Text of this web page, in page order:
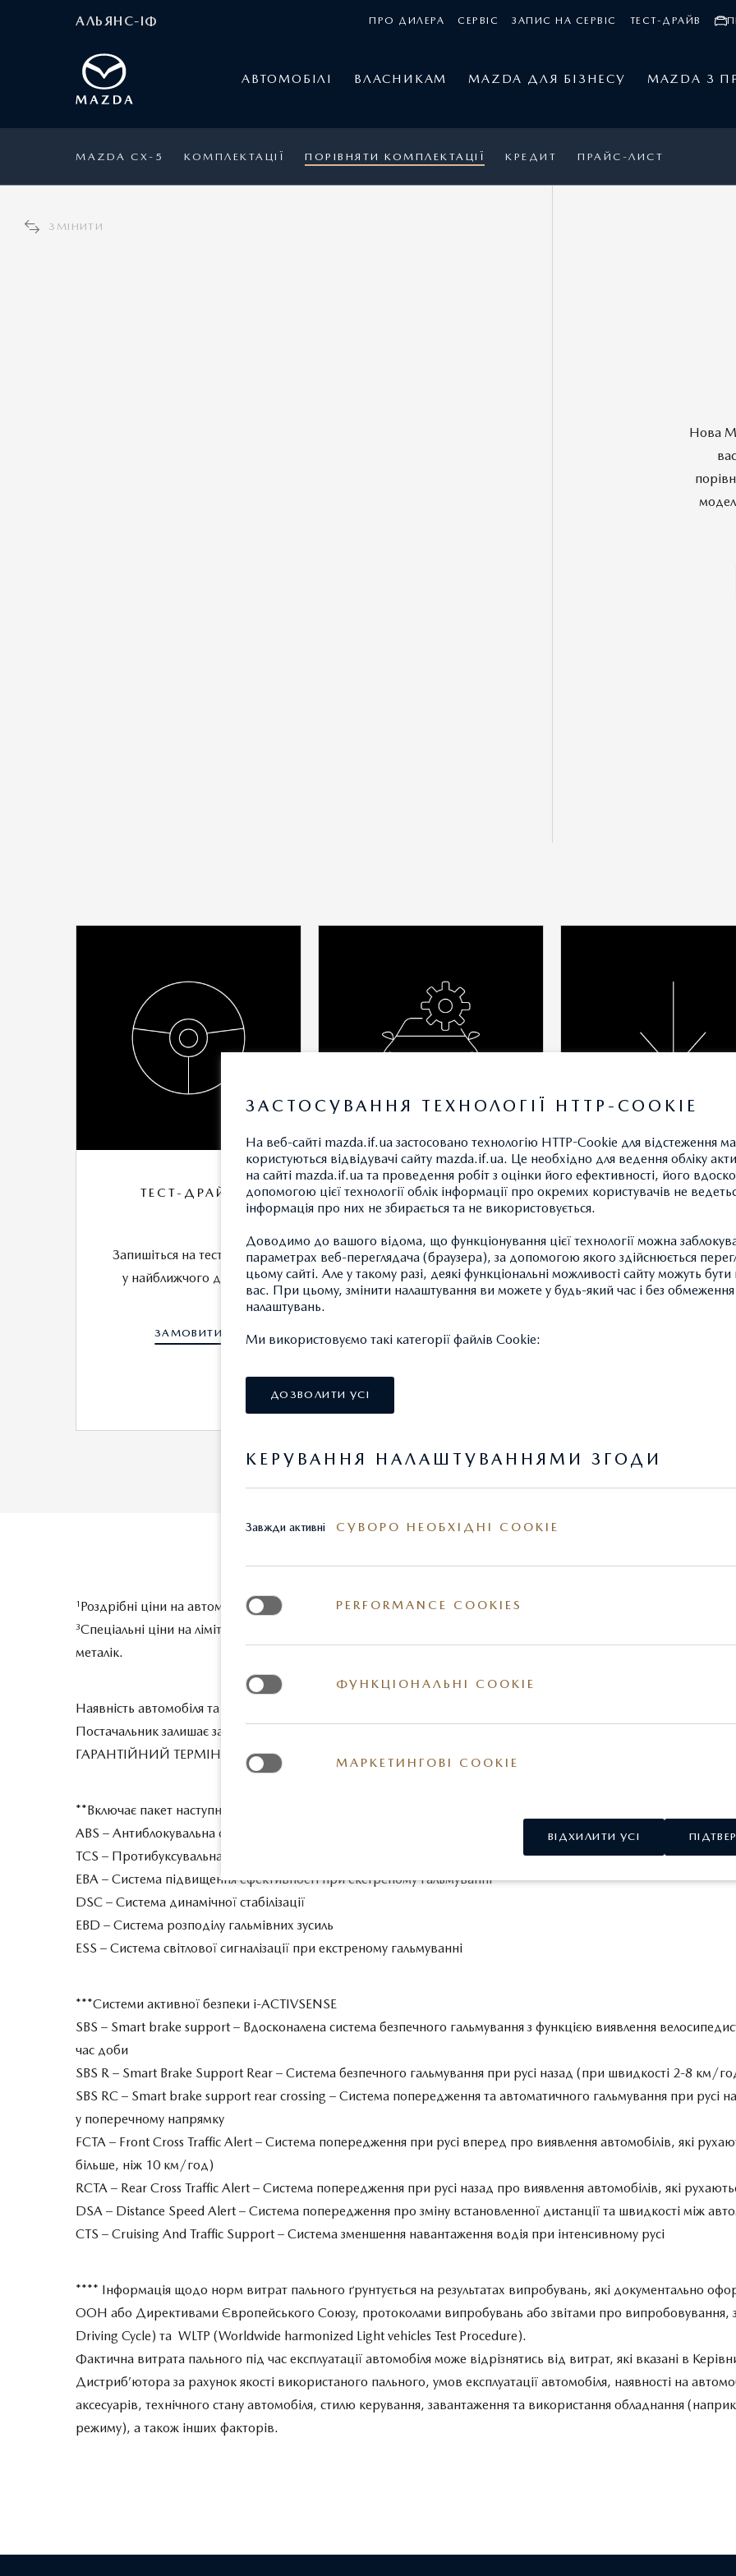
АЛЬЯНС-ІФ ПРО ДИЛЕРА СЕРВІС ЗАПИС НА СЕРВІС ТЕСТ-ДРАЙВ
АВТОМОБІЛІ ВЛАСНИКАМ MAZDA ДЛЯ БІЗНЕСУ MAZDA З
MAZDA CX-5 КОМПЛЕКТАЦІЇ ПОРІВНЯТИ КОМПЛЕКТАЦІЇ КРЕДИТ ПРАЙС-ЛИСТ
ЗМІНИТИ
Нова
ТЕСТ-ДРАЙВ
Запишіться на тест-драйв
у найближчого дилера
ЗАМОВИТИ
КОМПЛЕКТАЦІЇ
Оберіть комплектацію,
яка вам підходить
ОБРАТИ
ПРАЙС-ЛИСТ
Завантажте прайс-
Оновленої Mazda
1 Роздрібні ціни на автомобілі 2026 р.в., під замовлення, станом на 08.05.2026 року. Ціна включає ПДВ та
3Спеціальні ціни на лімітовану партію автомобілів 2026 р.в., станом на 08.05.2026 року. КІЛЬКІСТЬ
металік.
Наявність автомобіля та ціну на день покупки уточнюйте у офіційного дилера.
Постачальник залишає за собою право вносити зміни у комплектацію та ціни, також з урахуванням змін
ГАРАНТІЙНИЙ ТЕРМІН - 3 роки або 100 000 км пробігу (в залежності від того, що настане раніше)
**Включає пакет наступних опцій безпеки:
ABS – Антиблокувальна система гальм
TCS – Протибуксувальна система
EBA – Система підвищення ефективності при екстреному гальмуванні
DSC – Система динамічної стабілізації
EBD – Система розподілу гальмівних зусиль
ESS – Система світлової сигналізації при екстреному гальмуванні
***Системи активної безпеки i-ACTIVSENSE
SBS – Smart brake support – Вдосконалена система безпечного гальмування з функцією виявлення
час доби
SBS R – Smart Brake Support Rear – Система безпечного гальмування при русі назад (при швидкості 2-8 км/
SBS RC – Smart brake support rear crossing – Система попередження та автоматичного гальмування при русі
у поперечному напрямку
FCTA – Front Cross Traffic Alert – Система попередження при русі вперед про виявлення автомобілів, які
більше, ніж 10 км/год)
RCTA – Rear Cross Traffic Alert – Cистема попередження при русі назад про виявлення автомобілів, які
DSA – Distance Speed Alert – Система попередження про зміну встановленної дистанції та швидкості між
CTS – Cruising And Traffic Support – Cистема зменшення навантаження водія при інтенсивному русі
**** Інформація щодо норм витрат пального ґрунтується на результатах випробувань, які документально
ООН або Директивами Європейського Союзу, протоколами випробувань або звітами про
Driving Cycle) та WLTP (Worldwide harmonized Light vehicles Test Procedure).
Фактична витрата пального під час експлуатації автомобіля може відрізнятись від витрат, які вказані в
Дистриб’ютора за рахунок якості використаного пального, умов експлуатації автомобіля, наявності на
аксесуарів, технічного стану автомобіля, стилю керування, завантаження та використання обладнання
режиму), а також інших факторів.
ЗАСТОСУВАННЯ ТЕХНОЛОГІЇ HTTP-COOKIE
На веб-сайті mazda.if.ua застосовано технологію HTTP-Cookie для відстеження
користуються відвідувачі сайту mazda.if.ua. Це необхідно для ведення обліку
на сайті mazda.if.ua та проведення робіт з оцінки його ефективності, його
допомогою цієї технології облік інформації про окремих користувачів не
інформація про них не збирається та не використовується.
Доводимо до вашого відома, що функціонування цієї технології можна
параметрах веб-переглядача (браузера), за допомогою якого здійснюється
цьому сайті. Але у такому разі, деякі функціональні можливості сайту можуть
вас. При цьому, змінити налаштування ви можете у будь-який час і без обмеження
налаштувань.
Ми використовуємо такі категорії файлів Cookie:
ДОЗВОЛИТИ УСІ
КЕРУВАННЯ НАЛАШТУВАННЯМИ ЗГОДИ
Завжди активні СУВОРО НЕОБХІДНІ COOKIE
PERFORMANCE COOKIES
ФУНКЦІОНАЛЬНІ COOKIE
МАРКЕТИНГОВІ COOKIE
ВІДХИЛИТИ УСІ